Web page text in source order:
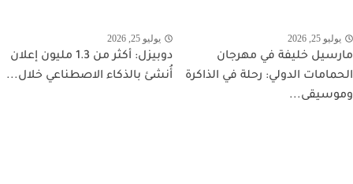
يوليو 25, 2026
مارسيل خليفة في مهرجان
الحمامات الدولي: رحلة في الذاكرة
وموسيقى...
يوليو 25, 2026
دوبيزل: أكثر من 1.3 مليون إعلان
أُنشئ بالذكاء الاصطناعي خلال...